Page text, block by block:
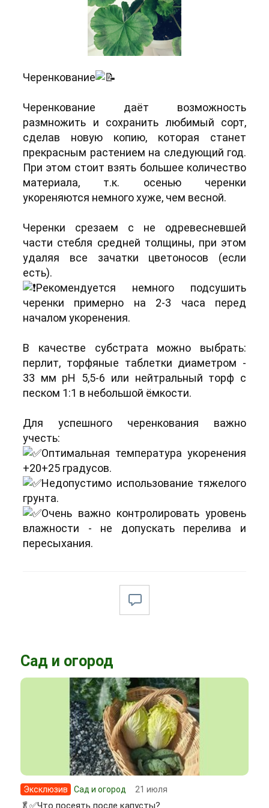
Черенкование
Черенкование даёт возможность
размножить и сохранить любимый сорт,
сделав новую копию, которая станет
прекрасным растением на следующий год.
При этом стоит взять большее количество
материала, т.к. осенью черенки
укореняются немного хуже, чем весной.
Черенки срезаем с не одревесневшей
части стебля средней толщины, при этом
удаляя все зачатки цветоносов (если
есть).
Рекомендуется немного подсушить
черенки примерно на 2-3 часа перед
началом укоренения.
В качестве субстрата можно выбрать:
перлит, торфяные таблетки диаметром -
33 мм pH 5,5-6 или нейтральный торф с
песком 1:1 в небольшой ёмкости.
Для успешного черенкования важно
учесть:
Оптимальная температура укоренения
+20+25 градусов.
Недопустимо использование тяжелого
грунта.
Очень важно контролировать уровень
влажности - не допускать перелива и
пересыхания.
Сад и огород
Эксклюзив Сад и огород 21 июля
🥬✅Что посеять после капусты?